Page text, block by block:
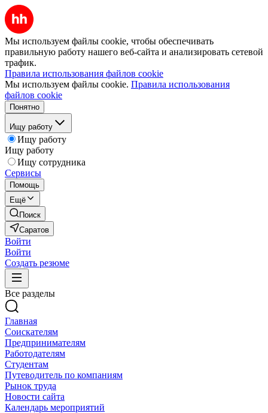
Мы используем файлы cookie, чтобы обеспечивать
правильную работу нашего веб-сайта и анализировать сетевой
трафик.
Правила использования файлов cookie
Мы используем файлы cookie. Правила использования
файлов cookie
Понятно
Ищу работу
Ищу работу
Ищу работу
Ищу сотрудника
Сервисы
Помощь
Ещё
Поиск
Саратов
Войти
Войти
Создать резюме
Все разделы
Главная
Соискателям
Предпринимателям
Работодателям
Студентам
Путеводитель по компаниям
Рынок труда
Новости сайта
Календарь мероприятий